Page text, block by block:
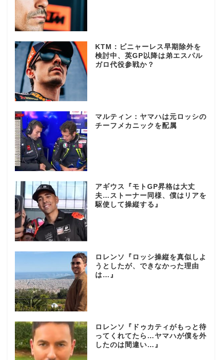
KTM：ビニャーレス早期除外を
検討中、英GP以降は弟エスパル
ガロ代役参戦か？
マルティン：ヤマハは元ロッシの
チーフメカニックを配属
アギウス『モトGP昇格は大丈
夫…ストーナー同様、僕はリアを
駆使して操縦する』
ロレンソ『ロッシ操縦を真似しよ
うとしたが、できなかった理由
は…』
ロレンソ『ドゥカティがもっと待
ってくれてたら…ヤマハが僕を外
したのは間違い…』